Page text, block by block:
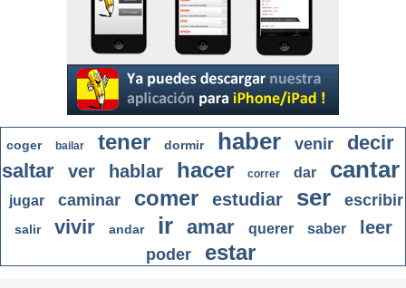
coger bailar tener dormir haber venir
decir
saltar
ver hablar hacer correr dar cantar
jugar caminar comer estudiar ser escribir
salir vivir andar ir amar querer saber leer
poder estar